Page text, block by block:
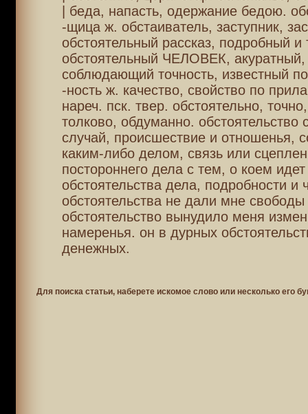
| беда, напасть, одержание бедою.
-щица ж. обстаиватель, заступник,
обстоятельный рассказ, подробный и
обстоятельный ЧЕЛОВЕК, акуратный,
соблюдающий точность, известный
-ность ж. качество, свойство по
нареч. пск. твер. обстоятельно,
толково, обдуманно. обстоятельство
случай, происшествие и отношенья,
каким-либо делом, связь или
постороннего дела с тем, о коем идет
обстоятельства дела, подробности и
обстоятельства не дали мне свободы
обстоятельство вынудило меня
намеренья. он в дурных
денежных.
Для поиска статьи, наберете искомое слово или несколько его